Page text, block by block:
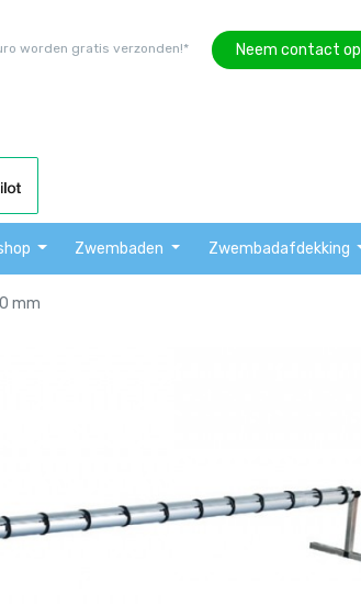
worden gratis verzonden!* Neem contact op
Zwembaden Zwembadafdekking
mm